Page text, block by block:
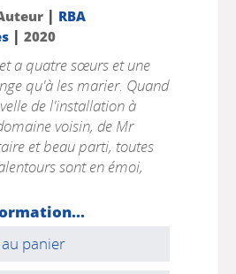
| RBA
| 2020
a quatre sœurs et une
qu'à les marier. Quand
de l'installation à
voisin, de Mr
et beau parti, toutes
sont en émoi,
panier